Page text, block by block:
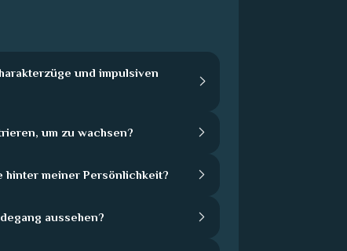
und impulsiven
um zu wachsen?
hinter meiner Persönlichkeit?
aussehen?